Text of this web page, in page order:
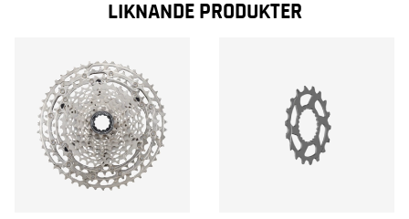
LIKNANDE PRODUKTER